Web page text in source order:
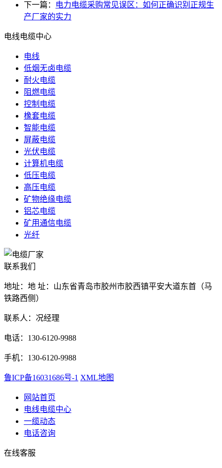
下一篇：
电力电缆采购常见误区：如何正确识别正规生
产厂家的实力
电线电缆中心
电线
低烟无卤电缆
耐火电缆
阻燃电缆
控制电缆
橡套电缆
智能电缆
屏蔽电缆
光伏电缆
计算机电缆
低压电缆
高压电缆
矿物绝缘电缆
铝芯电缆
矿用通信电缆
光纤
联系我们
地址：地 址：山东省青岛市胶州市胶西镇平安大道东首（马
铁路西侧）
联系人：况经理
电话：130-6120-9988
手机：130-6120-9988
鲁ICP备16031686号-1 XML地图
网站首页
电线电缆中心
一缆动态
电话咨询
在线客服